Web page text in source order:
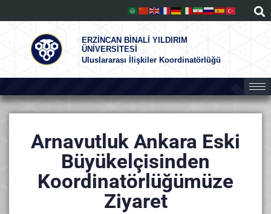
ERZİNCAN BİNALİ YILDIRIM
ÜNİVERSİTESİ
Uluslararası İlişkiler Koordinatörlüğü
Arnavutluk Ankara Eski
Büyükelçisinden
Koordinatörlüğümüze
Ziyaret